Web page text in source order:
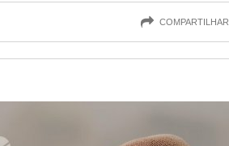
COMPARTILHAR